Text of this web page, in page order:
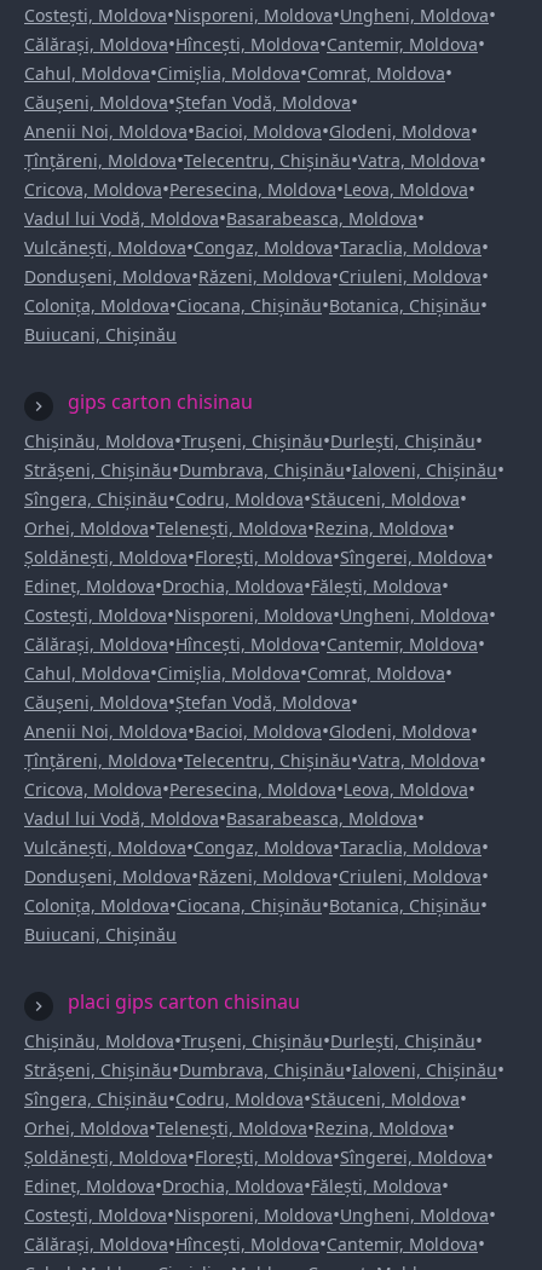
Costești, Moldova•Nisporeni, Moldova•Ungheni, Moldova•
Călărași, Moldova•Hîncești, Moldova•Cantemir, Moldova•
Cahul, Moldova•Cimișlia, Moldova•Comrat, Moldova•
Căușeni, Moldova•Ștefan Vodă, Moldova•
Anenii Noi, Moldova•Bacioi, Moldova•Glodeni, Moldova•
Țînțăreni, Moldova•Telecentru, Chișinău•Vatra, Moldova•
Cricova, Moldova•Peresecina, Moldova•Leova, Moldova•
Vadul lui Vodă, Moldova•Basarabeasca, Moldova•
Vulcănești, Moldova•Congaz, Moldova•Taraclia, Moldova•
Dondușeni, Moldova•Răzeni, Moldova•Criuleni, Moldova•
Colonița, Moldova•Ciocana, Chișinău•Botanica, Chișinău•
Buiucani, Chișinău
gips carton chisinau
Chișinău, Moldova•Trușeni, Chișinău•Durlești, Chișinău•
Strășeni, Chișinău•Dumbrava, Chișinău•Ialoveni, Chișinău•
Sîngera, Chișinău•Codru, Moldova•Stăuceni, Moldova•
Orhei, Moldova•Telenești, Moldova•Rezina, Moldova•
Șoldănești, Moldova•Florești, Moldova•Sîngerei, Moldova•
Edineț, Moldova•Drochia, Moldova•Fălești, Moldova•
Costești, Moldova•Nisporeni, Moldova•Ungheni, Moldova•
Călărași, Moldova•Hîncești, Moldova•Cantemir, Moldova•
Cahul, Moldova•Cimișlia, Moldova•Comrat, Moldova•
Căușeni, Moldova•Ștefan Vodă, Moldova•
Anenii Noi, Moldova•Bacioi, Moldova•Glodeni, Moldova•
Țînțăreni, Moldova•Telecentru, Chișinău•Vatra, Moldova•
Cricova, Moldova•Peresecina, Moldova•Leova, Moldova•
Vadul lui Vodă, Moldova•Basarabeasca, Moldova•
Vulcănești, Moldova•Congaz, Moldova•Taraclia, Moldova•
Dondușeni, Moldova•Răzeni, Moldova•Criuleni, Moldova•
Colonița, Moldova•Ciocana, Chișinău•Botanica, Chișinău•
Buiucani, Chișinău
placi gips carton chisinau
Chișinău, Moldova•Trușeni, Chișinău•Durlești, Chișinău•
Strășeni, Chișinău•Dumbrava, Chișinău•Ialoveni, Chișinău•
Sîngera, Chișinău•Codru, Moldova•Stăuceni, Moldova•
Orhei, Moldova•Telenești, Moldova•Rezina, Moldova•
Șoldănești, Moldova•Florești, Moldova•Sîngerei, Moldova•
Edineț, Moldova•Drochia, Moldova•Fălești, Moldova•
Costești, Moldova•Nisporeni, Moldova•Ungheni, Moldova•
Călărași, Moldova•Hîncești, Moldova•Cantemir, Moldova•